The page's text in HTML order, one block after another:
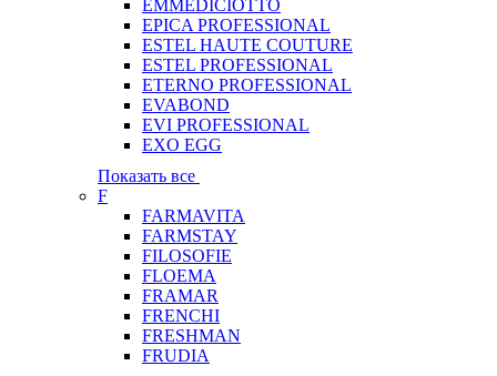
EMMEDICIOTTO
EPICA PROFESSIONAL
ESTEL HAUTE COUTURE
ESTEL PROFESSIONAL
ETERNO PROFESSIONAL
EVABOND
EVI PROFESSIONAL
EXO EGG
Показать все
F
FARMAVITA
FARMSTAY
FILOSOFIE
FLOEMA
FRAMAR
FRENCHI
FRESHMAN
FRUDIA